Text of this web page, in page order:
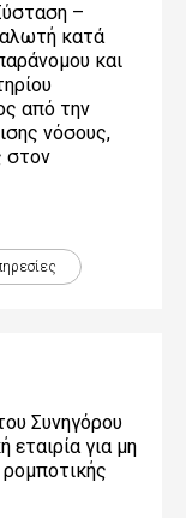
–
κατά
και
από την
νόσους,
στον
Συνηγόρου
για μη